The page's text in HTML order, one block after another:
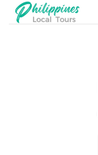
Chuyển
đến